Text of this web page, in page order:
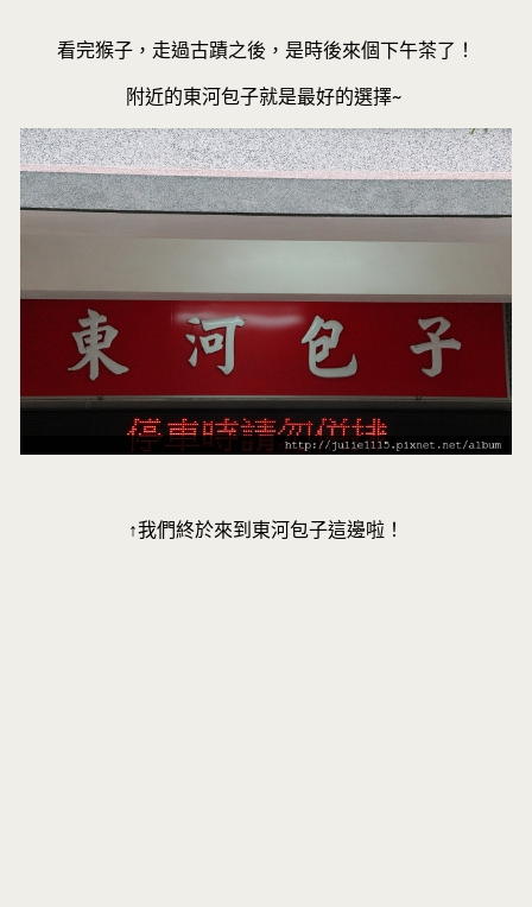
看完猴子，走過古蹟之後，是時後來個下午茶了！
附近的東河包子就是最好的選擇~
↑我們終於來到東河包子這邊啦！